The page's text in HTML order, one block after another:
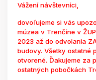
Vážení návštevníci,
dovoľujeme si vás
múzea v Trenčíne v
2023 až do odvolania
budovy. Všetky ostatné
otvorené. Ďakujeme za
ostatných pobočkách